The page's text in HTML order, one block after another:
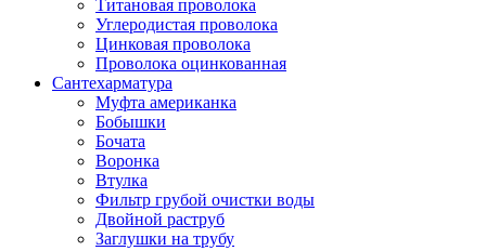
Титановая проволока
Углеродистая проволока
Цинковая проволока
Проволока оцинкованная
Сантехарматура
Муфта американка
Бобышки
Бочата
Воронка
Втулка
Фильтр грубой очистки воды
Двойной раструб
Заглушки на трубу